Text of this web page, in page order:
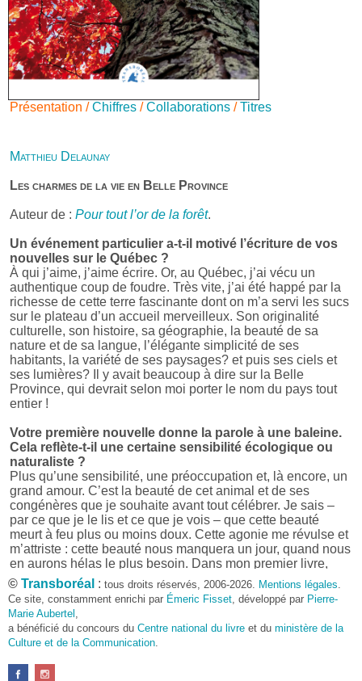
Présentation /Chiffres /Collaborations /Titres
Matthieu Delaunay
Les charmes de la vie en Belle Province
Auteur de : Pour tout l’or de la forêt.
Un événement particulier a-t-il motivé l’écriture de vos
nouvelles sur le Québec ?
À qui j’aime, j’aime écrire. Or, au Québec, j’ai vécu un
authentique coup de foudre. Très vite, j’ai été happé par la
richesse de cette terre fascinante dont on m’a servi les sucs
sur le plateau d’un accueil merveilleux. Son originalité
culturelle, son histoire, sa géographie, la beauté de sa
nature et de sa langue, l’élégante simplicité de ses
habitants, la variété de ses paysages? et puis ses ciels et
ses lumières? Il y avait beaucoup à dire sur la Belle
Province, qui devrait selon moi porter le nom du pays tout
entier !
Votre première nouvelle donne la parole à une baleine.
Cela reflète-t-il une certaine sensibilité écologique ou
naturaliste ?
Plus qu’une sensibilité, une préoccupation et, là encore, un
grand amour. C’est la beauté de cet animal et de ses
congénères que je souhaite avant tout célébrer. Je sais –
par ce que je le lis et ce que je vois – que cette beauté
meurt à feu plus ou moins doux. Cette agonie me révulse et
m’attriste : cette beauté nous manquera un jour, quand nous
en aurons hélas le plus besoin. Dans mon premier livre,
j’avais pris goût à me mettre dans la peau d’une bête. Outre
l’intérêt de l’exercice littéraire, il me semble que cela peut
être un bon moyen pour transmettre certains messages.
Pourquoi avoir choisi le format des nouvelles plutôt
qu’un autre ?
D’abord parce que j’aime (décidément!) en lire !
© Transboréal : tous droits réservés, 2006-2026. Mentions légales
Ce site, constamment enrichi par Émeric Fisset , développé par Pierre-
Marie Aubertel
a bénéficié du concours du Centre national du livre et du ministère de la
Culture et de la Communication